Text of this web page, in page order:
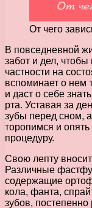
От чего
В повседневной
забот и дел,
частности на
вспоминает о нем
и даст о себе
рта. Уставая за
зубы перед сном,
торопимся и
процедуру.
Свою лепту
Различные
содержащие
кола, фанта,
зубов, постепенно